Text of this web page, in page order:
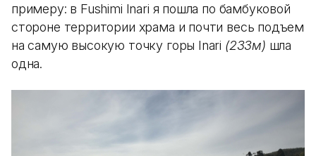
примеру: в Fushimi Inari я пошла по бамбуковой
стороне территории храма и почти весь подъем
на самую высокую точку горы Inari (233м) шла
одна.